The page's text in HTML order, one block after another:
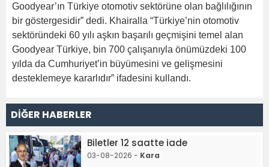
Goodyear’ın Türkiye otomotiv sektörüne olan bağlılığının
bir göstergesidir” dedi. Khairalla “Türkiye’nin otomotiv
sektöründeki 60 yılı aşkın başarılı geçmişini temel alan
Goodyear Türkiye, bin 700 çalışanıyla önümüzdeki 100
yılda da Cumhuriyet’in büyümesini ve gelişmesini
desteklemeye kararlıdır” ifadesini kullandı.
DİĞER HABERLER
Biletler 12 saatte iade
03-08-2026 - Kara